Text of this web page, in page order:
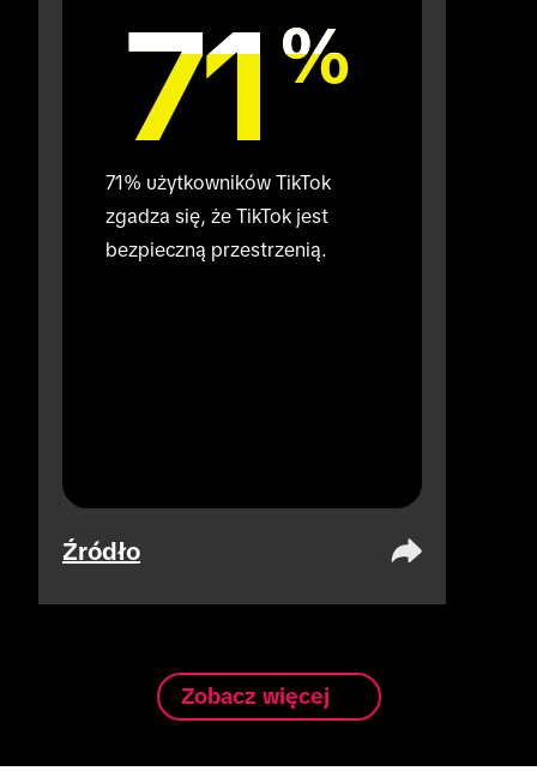
71 %
71 %
71% użytkowników TikTok
zgadza się, że TikTok jest
bezpieczną przestrzenią.
Źródło
Zobacz więcej